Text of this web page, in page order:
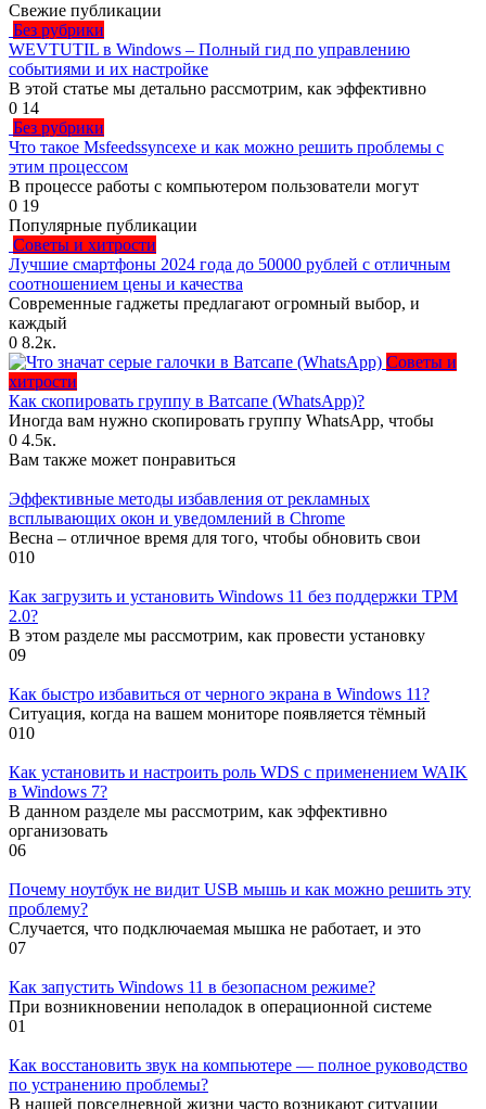
Свежие публикации
Без рубрики
WEVTUTIL в Windows – Полный гид по управлению
событиями и их настройке
В этой статье мы детально рассмотрим, как эффективно
0 14
Без рубрики
Что такое Msfeedssyncexe и как можно решить проблемы с
этим процессом
В процессе работы с компьютером пользователи могут
0 19
Популярные публикации
Советы и хитрости
Лучшие смартфоны 2024 года до 50000 рублей с отличным
соотношением цены и качества
Современные гаджеты предлагают огромный выбор, и
каждый
0 8.2к.
Советы и
хитрости
Как скопировать группу в Ватсапе (WhatsApp)?
Иногда вам нужно скопировать группу WhatsApp, чтобы
0 4.5к.
Вам также может понравиться
Эффективные методы избавления от рекламных
всплывающих окон и уведомлений в Chrome
Весна – отличное время для того, чтобы обновить свои
010
Как загрузить и установить Windows 11 без поддержки TPM
2.0?
В этом разделе мы рассмотрим, как провести установку
09
Как быстро избавиться от черного экрана в Windows 11?
Ситуация, когда на вашем мониторе появляется тёмный
010
Как установить и настроить роль WDS с применением WAIK
в Windows 7?
В данном разделе мы рассмотрим, как эффективно
организовать
06
Почему ноутбук не видит USB мышь и как можно решить эту
проблему?
Случается, что подключаемая мышка не работает, и это
07
Как запустить Windows 11 в безопасном режиме?
При возникновении неполадок в операционной системе
01
Как восстановить звук на компьютере — полное руководство
по устранению проблемы?
В нашей повседневной жизни часто возникают ситуации